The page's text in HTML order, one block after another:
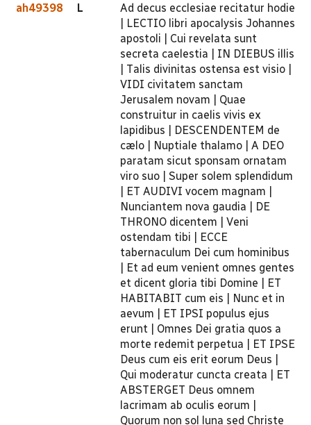
ah49398 L
Ad decus ecclesiae recitatur hodie
| LECTIO libri apocalysis Johannes
apostoli | Cui revelata sunt
secreta caelestia | IN DIEBUS illis
| Talis divinitas ostensa est visio |
VIDI civitatem sanctam
Jerusalem novam | Quae
construitur in caelis vivis ex
lapidibus | DESCENDENTEM de
cælo | Nuptiale thalamo | A DEO
paratam sicut sponsam ornatam
viro suo | Super solem splendidum
| ET AUDIVI vocem magnam |
Nunciantem nova gaudia | DE
THRONO dicentem | Veni
ostendam tibi | ECCE
tabernaculum Dei cum hominibus
| Et ad eum venient omnes gentes
et dicent gloria tibi Domine | ET
HABITABIT cum eis | Nunc et in
aevum | ET IPSI populus ejus
erunt | Omnes Dei gratia quos a
morte redemit perpetua | ET IPSE
Deus cum eis erit eorum Deus |
Qui moderatur cuncta creata | ET
ABSTERGET Deus omnem
lacrimam ab oculis eorum |
Quorum non sol luna sed Christe